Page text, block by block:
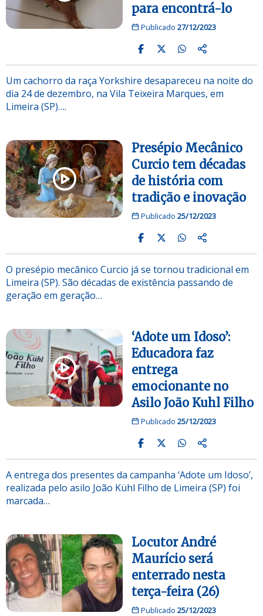
para encontrá-lo
Publicado 27/12/2023
Um cachorro da raça Yorkshire desapareceu na noite do
dia 24 de dezembro, na Vila Teixeira Marques, em
Limeira (SP)….
Presépio Mecânico
Curcio tem décadas
de história com
tradição e inovação
Publicado 25/12/2023
O presépio mecânico Curcio já se tornou tradicional em
Limeira (SP). São décadas de existência passando de
geração em geração…
‘Adote um Idoso’:
Educadora faz
entrega
emocionante no
Asilo João Kuhl Filho
Publicado 25/12/2023
A entrega dos presentes da campanha ‘Adote um Idoso’,
realizada pelo asilo João Kühl Filho de Limeira (SP) foi
marcada…
Locutor André
Maurício será
enterrado nesta
terça-feira (26)
Publicado 25/12/2023